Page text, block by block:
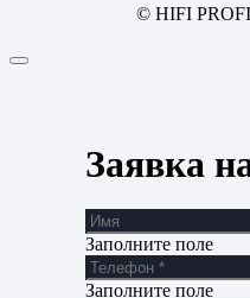
© HIFI
Заявка
Заполните поле
Заполните поле